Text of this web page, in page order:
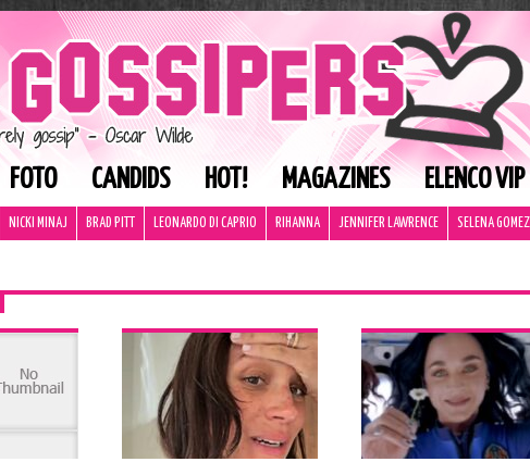
FOTO CANDIDS HOT! MAGAZINES ELENCO VIP
NICKI MINAJ BRAD PITT LEONARDO DI CAPRIO RIHANNA JENNIFER LAWRENCE SELENA GOMEZ